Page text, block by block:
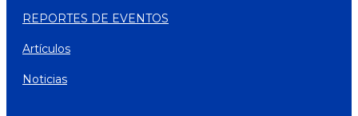
REPORTES DE EVENTOS
artículos
noticias